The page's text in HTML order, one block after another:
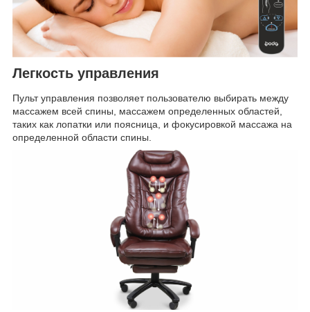
Легкость управления
Пульт управления позволяет пользователю выбирать между
массажем всей спины, массажем определенных областей,
таких как лопатки или поясница, и фокусировкой массажа на
определенной области спины.